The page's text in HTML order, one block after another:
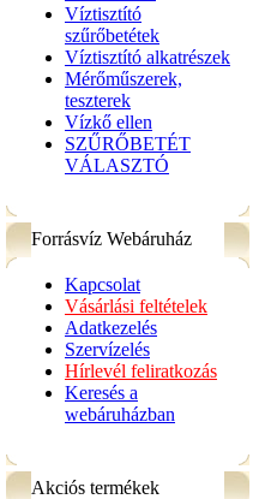
Víztisztító
szűrőbetétek
Víztisztító alkatrészek
Mérőműszerek,
teszterek
Vízkő ellen
SZŰRŐBETÉT
VÁLASZTÓ
Forrásvíz Webáruház
Kapcsolat
Vásárlási feltételek
Adatkezelés
Szervízelés
Hírlevél feliratkozás
Keresés a
webáruházban
Akciós termékek